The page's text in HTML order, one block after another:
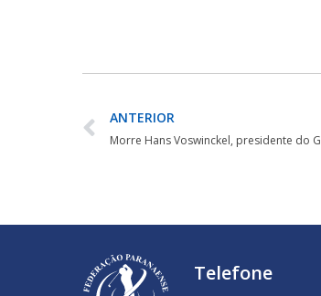
ANTERIOR
Morre Hans Voswinckel, presidente do
Telefone